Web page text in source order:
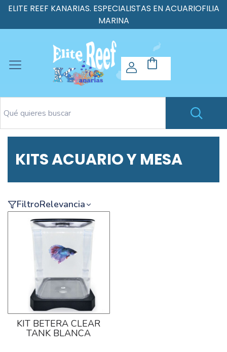
ELITE REEF KANARIAS. ESPECIALISTAS EN ACUARIOFILIA
MARINA
KITS ACUARIO Y MESA
FiltroRelevancia
KIT BETERA CLEAR
TANK BLANCA